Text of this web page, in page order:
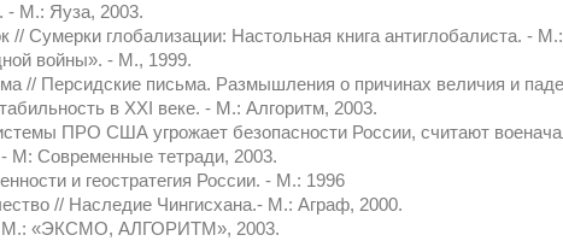
М.: Яуза, 2003.
Сумерки глобализации: Настольная книга антиглобалиста. -
войны». - М., 1999.
// Персидские письма. Размышления о причинах величия и
в ХХI веке. - М.: Алгоритм, 2003.
ПРО США угрожает безопасности России, считают
Современные тетради, 2003.
и геостратегия России. - М.: 1996
// Наследие Чингисхана.- М.: Аграф, 2000.
- М.: «ЭКСМО, АЛГОРИТМ», 2003.